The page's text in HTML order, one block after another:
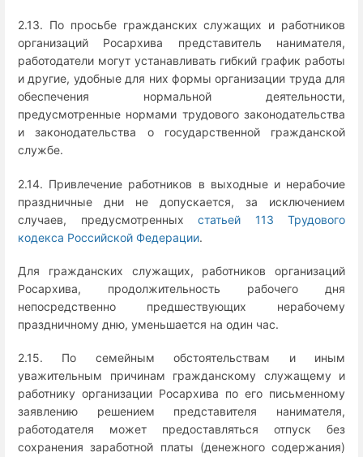
2.13. По просьбе гражданских служащих и работников
организаций Росархива представитель нанимателя,
работодатели могут устанавливать гибкий график работы
и другие, удобные для них формы организации труда для
обеспечения нормальной деятельности,
предусмотренные нормами трудового законодательства
и законодательства о государственной гражданской
службе.
2.14. Привлечение работников в выходные и нерабочие
праздничные дни не допускается, за исключением
случаев, предусмотренных статьей 113 Трудового
кодекса Российской Федерации.
Для гражданских служащих, работников организаций
Росархива, продолжительность рабочего дня
непосредственно предшествующих нерабочему
праздничному дню, уменьшается на один час.
2.15. По семейным обстоятельствам и иным
уважительным причинам гражданскому служащему и
работнику организации Росархива по его письменному
заявлению решением представителя нанимателя,
работодателя может предоставляться отпуск без
сохранения заработной платы (денежного содержания)